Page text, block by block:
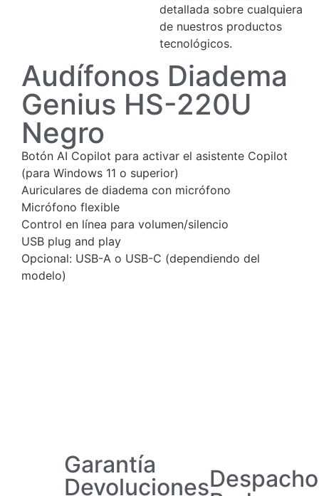
detallada sobre cualquiera
de nuestros productos
tecnológicos.
Audífonos Diadema
Genius HS-220U
Negro
Botón AI Copilot para activar el asistente Copilot
(para Windows 11 o superior)
Auriculares de diadema con micrófono
Micrófono flexible
Control en línea para volumen/silencio
USB plug and play
Opcional: USB-A o USB-C (dependiendo del
modelo)
Garantía
Devoluciones